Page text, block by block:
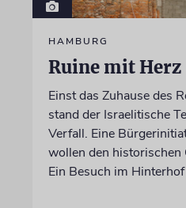
HAMBURG
Ruine mit Herz
Einst das Zuhause des
stand der Israelitische
Verfall. Eine
wollen den historischen
Ein Besuch im Hinterhof